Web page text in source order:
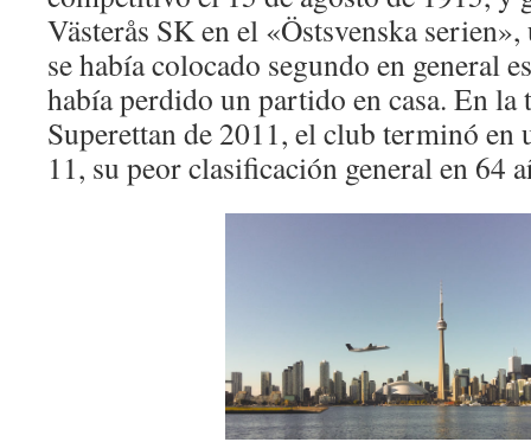
Västerås SK en el «Östsvenska
se había colocado segundo en general
había perdido un partido en casa. En la
Superettan de 2011, el club terminó en
11, su peor clasificación general en 64